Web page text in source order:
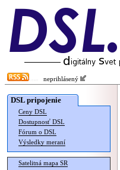
neprihlásený
DSL pripojenie
Ceny DSL
Dostupnosť DSL
Fórum o DSL
Výsledky meraní
Satelitná mapa SR